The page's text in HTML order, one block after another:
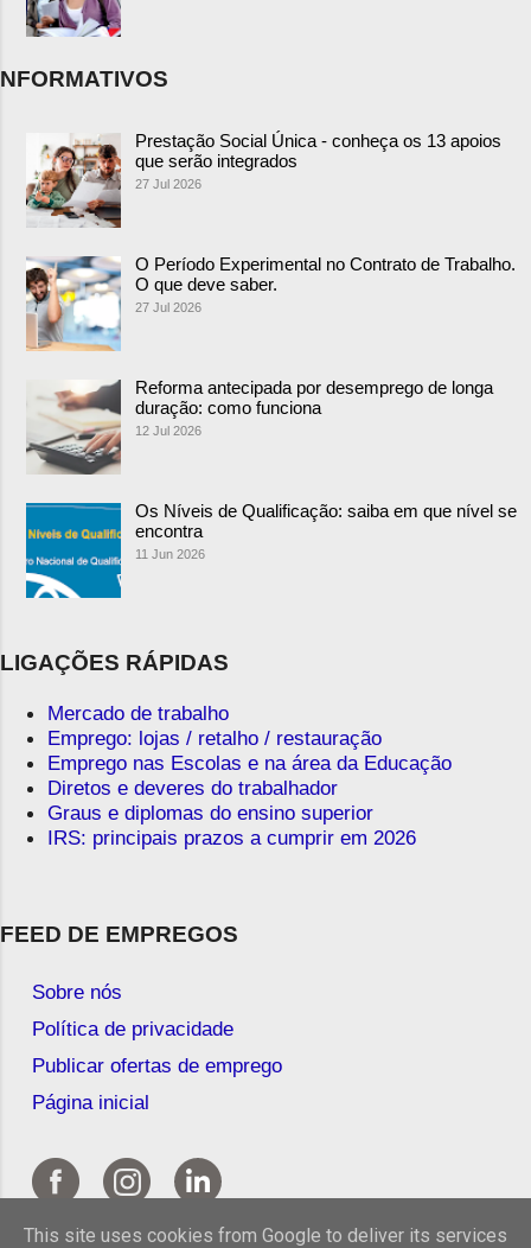
NFORMATIVOS
Prestação Social Única - conheça os 13 apoios
que serão integrados
27 Jul 2026
O Período Experimental no Contrato de Trabalho.
O que deve saber.
27 Jul 2026
Reforma antecipada por desemprego de longa
duração: como funciona
12 Jul 2026
Os Níveis de Qualificação: saiba em que nível se
encontra
11 Jun 2026
LIGAÇÕES RÁPIDAS
Mercado de trabalho
Emprego: lojas / retalho / restauração
Emprego nas Escolas e na área da Educação
Diretos e deveres do trabalhador
Graus e diplomas do ensino superior
IRS: principais prazos a cumprir em 2026
FEED DE EMPREGOS
Sobre nós
Política de privacidade
Publicar ofertas de emprego
Página inicial
This site uses cookies from Google to deliver its services